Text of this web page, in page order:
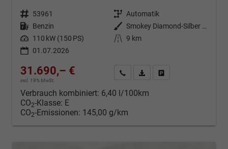
Fahrzeugnr. 53961 Getriebe Automatik
Kraftstoff Benzin Außenfarbe
Smokey Diamond-Silber Metallic
Leistung 110 kW (150 PS) Kilometerstand 9 km
01.07.2026
31.690,– €
incl. 19% MwSt.
Kontakt & Angebot anfordern
PDF-Datei, Fahrzeugexposé
Verbrauch kombiniert: 6,40 l/100km
CO2-Klasse: E
CO2-Emissionen: 145,00 g/km